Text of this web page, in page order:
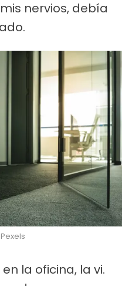
nervios, debía
la oficina, la vi.